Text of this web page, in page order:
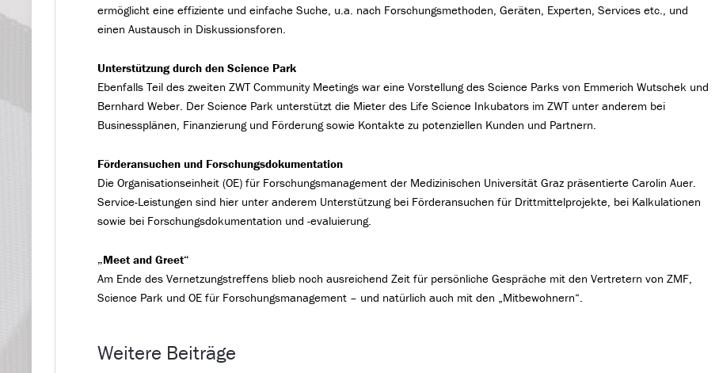
ermöglicht eine effiziente und einfache Suche, u.a. nach Forschungsmethoden, Geräten, Experten, Services etc., und
einen Austausch in Diskussionsforen.
Unterstützung durch den Science Park
Ebenfalls Teil des zweiten ZWT Community Meetings war eine Vorstellung des Science Parks von Emmerich Wutschek und
Bernhard Weber. Der Science Park unterstützt die Mieter des Life Science Inkubators im ZWT unter anderem bei
Businessplänen, Finanzierung und Förderung sowie Kontakte zu potenziellen Kunden und Partnern.
Förderansuchen und Forschungsdokumentation
Die Organisationseinheit (OE) für Forschungsmanagement der Medizinischen Universität Graz präsentierte Carolin Auer.
Service-Leistungen sind hier unter anderem Unterstützung bei Förderansuchen für Drittmittelprojekte, bei Kalkulationen
sowie bei Forschungsdokumentation und -evaluierung.
„Meet and Greet“
Am Ende des Vernetzungstreffens blieb noch ausreichend Zeit für persönliche Gespräche mit den Vertretern von ZMF,
Science Park und OE für Forschungsmanagement – und natürlich auch mit den „Mitbewohnern“.
Weitere Beiträge